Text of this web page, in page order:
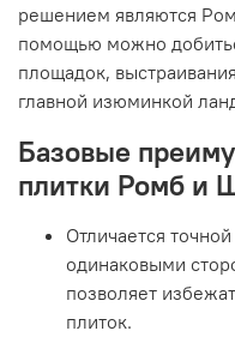
решением являются
помощью можно
площадок,
главной изюминкой
Базовые
плитки Ромб и
Отличается
одинаковыми
позволяет
плиток.